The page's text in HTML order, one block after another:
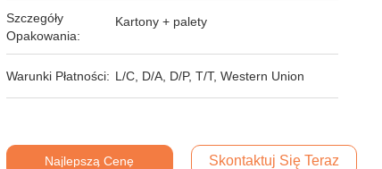
Szczegóły
Opakowania:
Kartony + palety
Warunki Płatności: L/C, D/A, D/P, T/T, Western Union
Najlepszą Cenę Skontaktuj Się Teraz